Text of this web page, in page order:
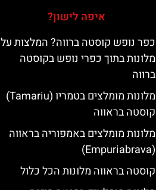
איפה לישון?
כפר נופש קוסטה ברווה? המלצות על
מלונות בתוך כפרי נופש בקוסטה
ברווה
מלונות מומלצים בטמריו (Tamariu)
קוסטה בראווה
מלונות מומלצים באמפוריה בראווה
(Empuriabrava)
קוסטה בראווה מלונות הכל כלול